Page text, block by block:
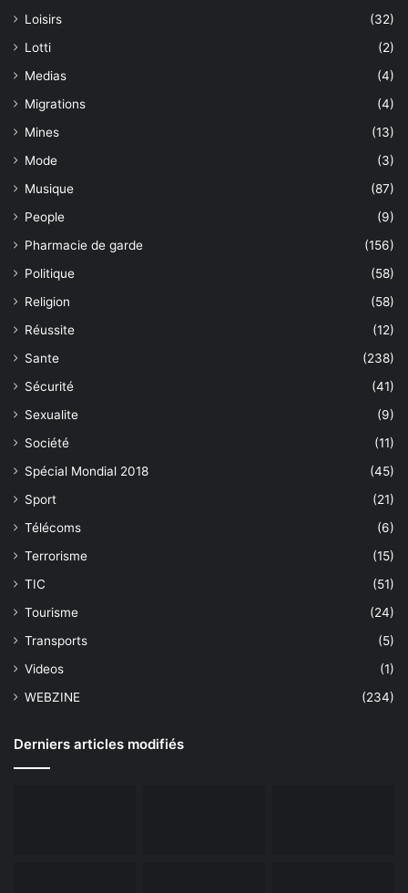
Loisirs
(32)
Lotti
(2)
Medias
(4)
Migrations
(4)
Mines
(13)
Mode
(3)
Musique
(87)
People
(9)
Pharmacie de garde
(156)
Politique
(58)
Religion
(58)
Réussite
(12)
Sante
(238)
Sécurité
(41)
Sexualite
(9)
Société
(11)
Spécial Mondial 2018
(45)
Sport
(21)
Télécoms
(6)
Terrorisme
(15)
TIC
(51)
Tourisme
(24)
Transports
(5)
Videos
(1)
WEBZINE
(234)
Derniers articles modifiés